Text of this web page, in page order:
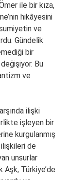
ile bir kıza,
hikâyesini
ve
Gündelik
bir
Bu
ve
ilişki
işleyen bir
kurgulanmış
de
unsurlar
Aşk, Türkiye’de